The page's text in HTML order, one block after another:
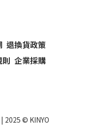
退換貨政策
則 企業採購
| 2025 © KINYO